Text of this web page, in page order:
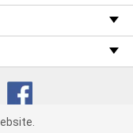
"Accept", you consent